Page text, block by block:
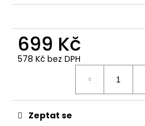
699 Kč
578 Kč bez DPH
Zeptat se
D
o
p
o
č
u